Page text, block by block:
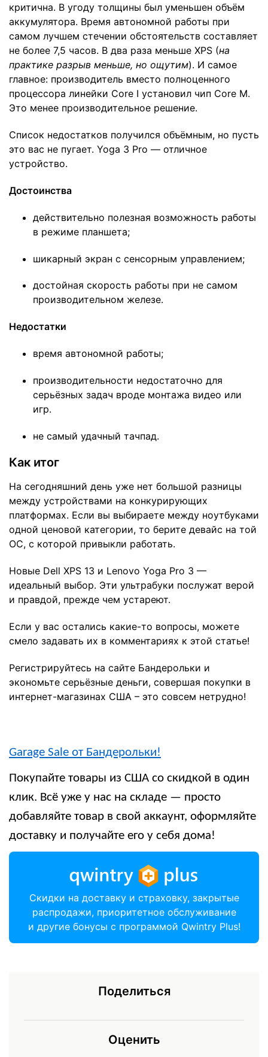
критична. В угоду толщины был уменьшен объём
аккумулятора. Время автономной работы при
самом лучшем стечении обстоятельств составляет
не более 7,5 часов. В два раза меньше XPS (на
практике разрыв меньше, но ощутим). И самое
главное: производитель вместо полноценного
процессора линейки Core I установил чип Core M.
Это менее производительное решение.
Список недостатков получился объёмным, но пусть
это вас не пугает. Yoga 3 Pro — отличное
устройство.
Достоинства
действительно полезная возможность работы
в режиме планшета;
шикарный экран с сенсорным управлением;
достойная скорость работы при не самом
производительном железе.
Недостатки
время автономной работы;
производительности недостаточно для
серьёзных задач вроде монтажа видео или
игр.
не самый удачный тачпад.
Как итог
На сегодняшний день уже нет большой разницы
между устройствами на конкурирующих
платформах. Если вы выбираете между ноутбуками
одной ценовой категории, то берите девайс на той
ОС, с которой привыкли работать.
Новые Dell XPS 13 и Lenovo Yoga Pro 3 —
идеальный выбор. Эти ультрабуки послужат верой
и правдой, прежде чем устареют.
Если у вас остались какие-то вопросы, можете
смело задавать их в комментариях к этой статье!
Регистрируйтесь на сайте Бандерольки и
экономьте серьёзные деньги, совершая покупки в
интернет-магазинах США – это совсем нетрудно!
Garage Sale от Бандерольки!
Покупайте товары из США со скидкой в один
клик. Всё уже у нас на складе — просто
добавляйте товар в свой аккаунт, оформляйте
доставку и получайте его у себя дома!
Скидки на доставку и страховку, закрытые
распродажи, приоритетное обслуживание
и другие бонусы с программой Qwintry Plus!
Поделиться
Оценить